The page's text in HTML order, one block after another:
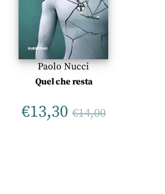
Paolo Nucci
Quel che resta
€13,30 €14,00